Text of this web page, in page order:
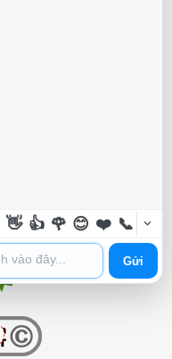
👋 👍 🌹 😊 ❤️ 📞
Gửi